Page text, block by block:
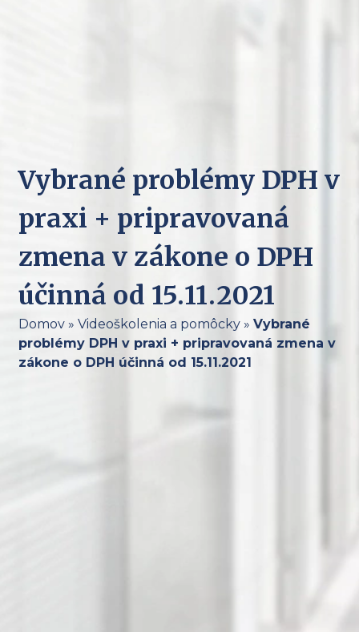
Vybrané problémy DPH v
praxi + pripravovaná
zmena v zákone o DPH
účinná od 15.11.2021
Domov» Videoškolenia a pomôcky» Vybrané
problémy DPH v praxi + pripravovaná zmena v
zákone o DPH účinná od 15.11.2021